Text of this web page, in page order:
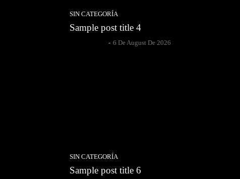
SIN CATEGORÍA
Sample post title 4
- 6 De August De 2026
SIN CATEGORÍA
Sample post title 6